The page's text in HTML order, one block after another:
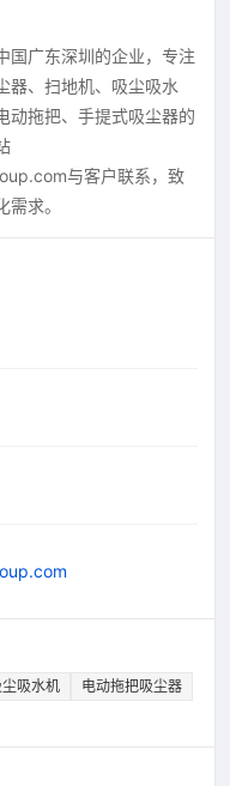
国广东深圳的企业，专注
器、扫地机、吸尘吸水
动拖把、手提式吸尘器的
与客户联系，致
求。
尘吸水机
电动拖把吸尘器